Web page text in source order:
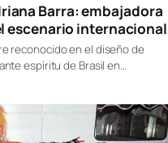
Barra: embajadora
escenario internacional
reconocido en el diseño de
espíritu de Brasil en…